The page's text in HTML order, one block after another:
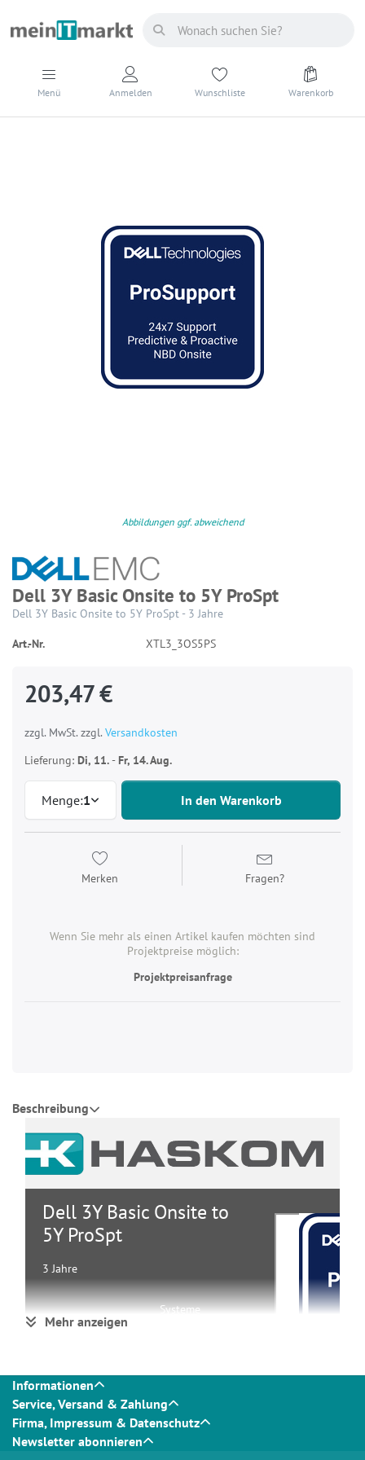
Menü Anmelden Wunschliste Warenkorb
Abbildungen ggf. abweichend
Dell 3Y Basic Onsite to 5Y ProSpt
Dell 3Y Basic Onsite to 5Y ProSpt - 3 Jahre
Art.-Nr. XTL3_3OS5PS
203,47 €
zzgl. MwSt. zzgl. Versandkosten
Lieferung: Di, 11.-Fr, 14. Aug.
Menge:1 In den Warenkorb
Merken Fragen?
Wenn Sie mehr als einen Artikel kaufen möchten sind
Projektpreise möglich:
Projektpreisanfrage
Beschreibung
Dell 3Y Basic Onsite to
5Y ProSpt
3 Jahre
Gruppe
Systeme
Hersteller Art. Nr.
XTL3_3OS5PS
Hauptmerkmale
Mehr anzeigen
Informationen
Service, Versand & Zahlung
Firma, Impressum & Datenschutz
Newsletter abonnieren